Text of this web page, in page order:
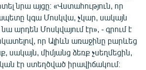
նրա այցը։ «Վստահություն, որ
կգա Մոսկվա, չկար, սակայն
արդեն Մոսկվայում էր», - գրում է
որ Ալիևն առաջինը բարևեց
սակայն, միմյանց ձեռք չսեղմեցին,
էր ստեղծված իրավիճակում։